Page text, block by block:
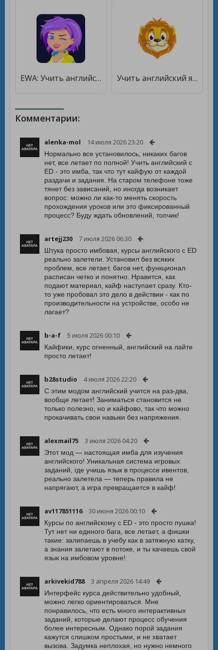
EWA: Учить английский язык — уроки английского [Без рекламы] Учить английский язык с Lingualeo [Premium]
Комментарии:
alenka-mol 14 июля 2026 23:20
Нормально все установилось, никаких багов
нет, все летает по полной! Учить английский с
ED - это имба, так что тут кайфую от каждой
раздачи и задания. На старом телефоне тоже
тянет без зависаний, но иногда возникает
вопрос: можно ли как-то менять скорость
прохождения уроков или это фиксированный
процесс? Буду ждать обновлений, топчик!
artejj230 7 июля 2026 06:30
Штука просто имбовая, курсы английского с ED
реально залетели. Установил без всяких
проблем, все летает, багов нет, функционал
расписан четко и понятно. Нравится, как
подают материал, кайф наступает сразу. Кто-
то уже пробовал это дело в действии - как по
производительности на устройстве, особо не
лагает?
b-a-f 5 июля 2026 00:10
Кайфики, курс огненный, английский на лайте
просто летает!
b28studio 4 июля 2026 22:20
С этим модом английский учится на раз-два,
вообще летает! Заниматься становится не
только полезно, но и кайфово, так что можно
прокачивать свои навыки без напряжения.
alexmail75 3 июля 2026 04:20
Этот мод — настоящая имба для изучения
английского! Уникальная система игровых
заданий, где учишь язык в процессе ивентов,
реально залетела — теперь правила не
напрягают, а игра превращается в кайф!
av117851116 30 июня 2026 00:10
Курсы по английскому с ED - это просто пушка!
Тут нет ни единого бага, все летает, а фишки
такие: залипаешь в учебу как в затяжную катку,
а знания залетают в потоке, и ты качаешь свой
язык на имбовом уровне!
arkivekid788 3 апреля 2026 14:49
Интерфейс курсa действительно удобный,
можно легко ориентироваться. Мне
понравилось, что есть много интерактивных
заданий, которые делают процесс обучения
более интересным. Однако порой задания
кажутся слишком простыми, и не хватает
вызова. Задумка неплохая, но нужно немного